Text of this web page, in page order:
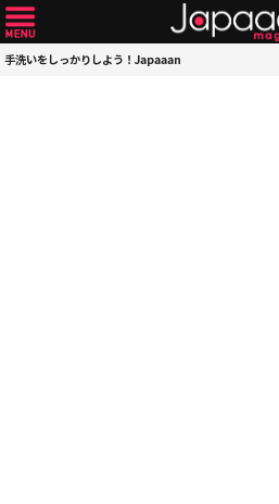
手洗いをしっかりしよう！Japaaan